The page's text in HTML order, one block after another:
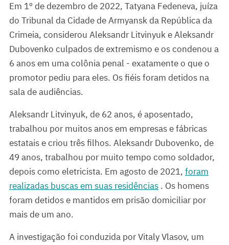
Em 1º de dezembro de 2022, Tatyana Fedeneva, juíza
do Tribunal da Cidade de Armyansk da República da
Crimeia, considerou Aleksandr Litvinyuk e Aleksandr
Dubovenko culpados de extremismo e os condenou a
6 anos em uma colônia penal - exatamente o que o
promotor pediu para eles. Os fiéis foram detidos na
sala de audiências.
Aleksandr Litvinyuk, de 62 anos, é aposentado,
trabalhou por muitos anos em empresas e fábricas
estatais e criou três filhos. Aleksandr Dubovenko, de
49 anos, trabalhou por muito tempo como soldador,
depois como eletricista. Em agosto de 2021, foram
realizadas buscas em suas residências . Os homens
foram detidos e mantidos em prisão domiciliar por
mais de um ano.
A investigação foi conduzida por Vitaly Vlasov, um